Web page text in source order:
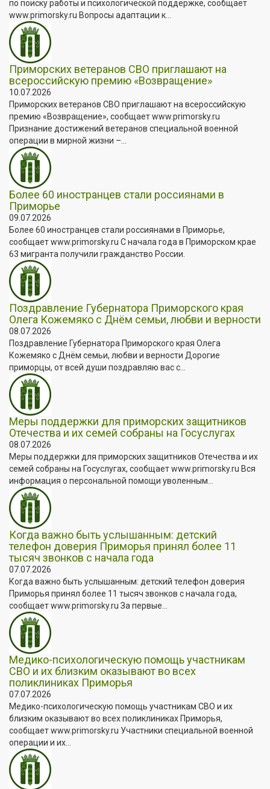
по поиску работы и психологической поддержке, сообщает
www.primorsky.ru Вопросы адаптации к...
Приморских ветеранов СВО приглашают на
всероссийскую премию «Возвращение»
10.07.2026
Приморских ветеранов СВО приглашают на всероссийскую
премию «Возвращение», сообщает www.primorsky.ru
Признание достижений ветеранов специальной военной
операции в мирной жизни –...
Более 60 иностранцев стали россиянами в
Приморье
09.07.2026
Более 60 иностранцев стали россиянами в Приморье,
сообщает www.primorsky.ru С начала года в Приморском крае
63 мигранта получили гражданство России.
Поздравление Губернатора Приморского края
Олега Кожемяко с Днём семьи, любви и верности
08.07.2026
Поздравление Губернатора Приморского края Олега
Кожемяко с Днём семьи, любви и верности Дорогие
приморцы, от всей души поздравляю вас с...
Меры поддержки для приморских защитников
Отечества и их семей собраны на Госуслугах
08.07.2026
Меры поддержки для приморских защитников Отечества и их
семей собраны на Госуслугах, сообщает www.primorsky.ru Вся
информация о персональной помощи уволенным...
Когда важно быть услышанным: детский
телефон доверия Приморья принял более 11
тысяч звонков с начала года
07.07.2026
Когда важно быть услышанным: детский телефон доверия
Приморья принял более 11 тысяч звонков с начала года,
сообщает www.primorsky.ru За первые...
Медико-психологическую помощь участникам
СВО и их близким оказывают во всех
поликлиниках Приморья
07.07.2026
Медико-психологическую помощь участникам СВО и их
близким оказывают во всех поликлиниках Приморья,
сообщает www.primorsky.ru Участники специальной военной
операции и их...